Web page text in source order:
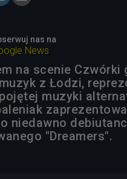
nas na
News
na scenie Czwórki
z Łodzi,
muzyki
niedawno
"Dreamers".